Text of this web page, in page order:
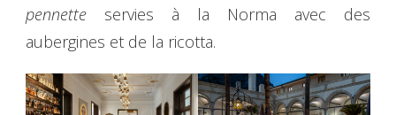
pennette servies à la Norma avec des
aubergines et de la ricotta.